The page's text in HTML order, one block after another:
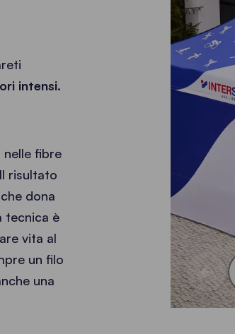
intensi.
nelle fibre
risultato
dona
tecnica è
vita al
un filo
una